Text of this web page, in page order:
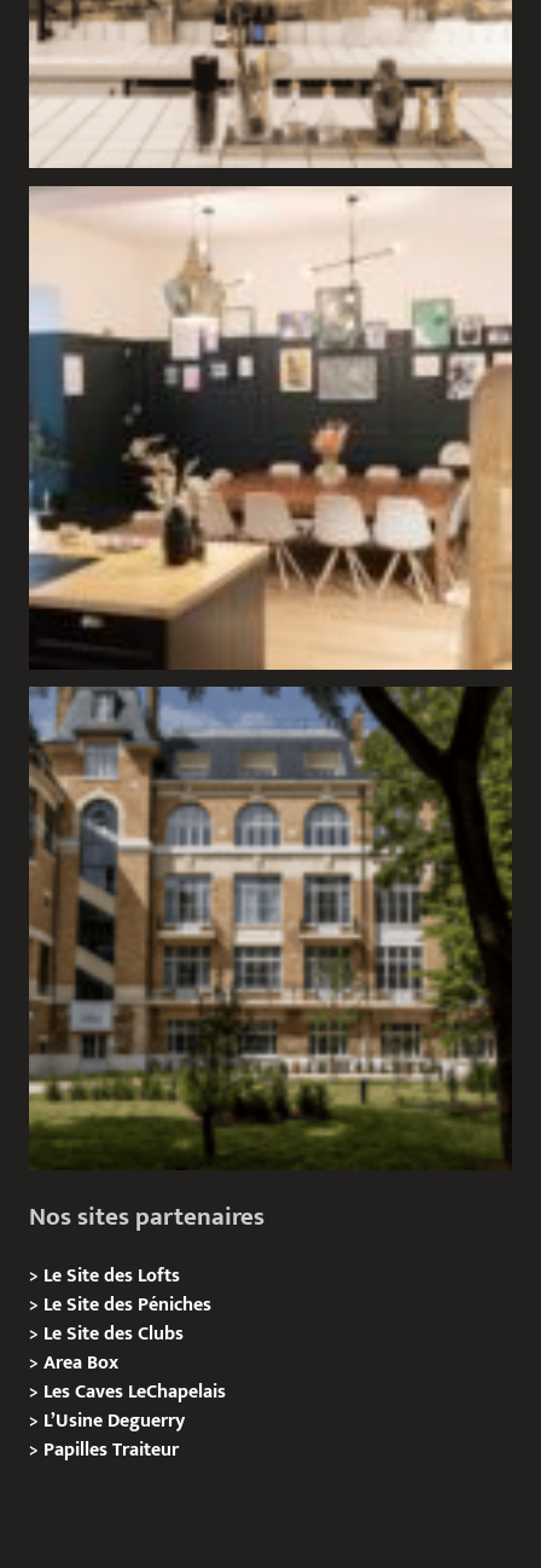
Nos sites partenaires
> Le Site des Lofts
> Le Site des Péniches
> Le Site des Clubs
>Area Box
> Les Caves LeChapelais
> L’Usine Deguerry
> PapillesTraiteur